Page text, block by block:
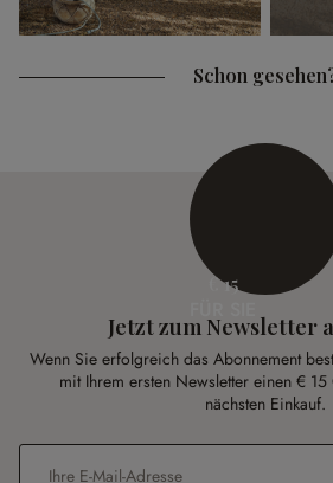
Schon
€ 15
Jetzt zum Newsletter
Wenn Sie erfolgreich das Abonnement
mit Ihrem ersten Newsletter einen €
nächsten Einkauf.
E-Mail-Adresse*